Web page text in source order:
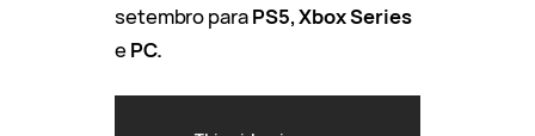
setembro paraPS5, Xbox Series
ePC.